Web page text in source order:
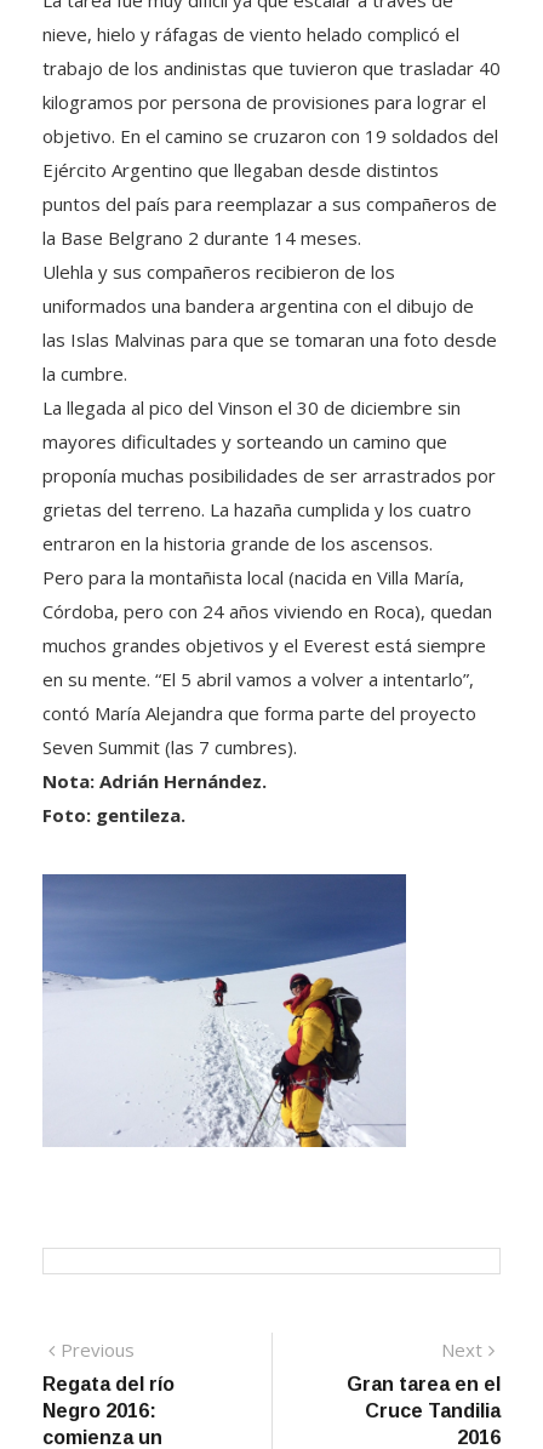
nieve, hielo y ráfagas de viento helado complicó el
trabajo de los andinistas que tuvieron que trasladar 40
kilogramos por persona de provisiones para lograr el
objetivo. En el camino se cruzaron con 19 soldados del
Ejército Argentino que llegaban desde distintos
puntos del país para reemplazar a sus compañeros de
la Base Belgrano 2 durante 14 meses.
Ulehla y sus compañeros recibieron de los
uniformados una bandera argentina con el dibujo de
las Islas Malvinas para que se tomaran una foto desde
la cumbre.
La llegada al pico del Vinson el 30 de diciembre sin
mayores dificultades y sorteando un camino que
proponía muchas posibilidades de ser arrastrados por
grietas del terreno. La hazaña cumplida y los cuatro
entraron en la historia grande de los ascensos.
Pero para la montañista local (nacida en Villa María,
Córdoba, pero con 24 años viviendo en Roca), quedan
muchos grandes objetivos y el Everest está siempre
en su mente. “El 5 abril vamos a volver a intentarlo”,
contó María Alejandra que forma parte del proyecto
Seven Summit (las 7 cumbres).
Nota: Adrián Hernández.
Foto: gentileza.
Navegación
de
entradas
Previous
post:
Regata del río
Negro 2016:
comienza un
Next
post:
Gran tarea en el
Cruce Tandilia
2016